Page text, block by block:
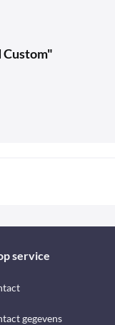
Custom"
service
gegevens